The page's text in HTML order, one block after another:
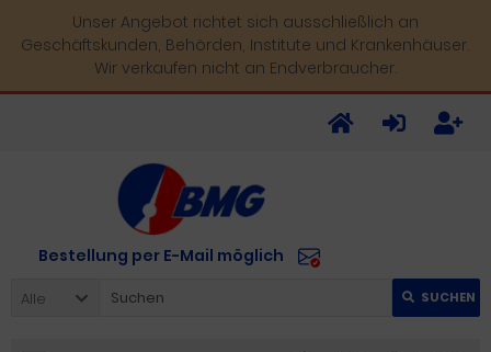
Unser Angebot richtet sich ausschließlich an
Geschäftskunden, Behörden, Institute und Krankenhäuser.
Wir verkaufen nicht an Endverbraucher.
Bestellung per E-Mail möglich
Alle SUCHEN